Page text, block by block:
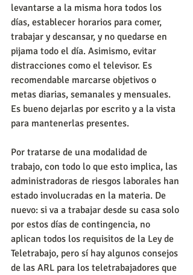
levantarse a la misma hora todos los
días, establecer horarios para comer,
trabajar y descansar, y no quedarse en
pijama todo el día. Asimismo, evitar
distracciones como el televisor. Es
recomendable marcarse objetivos o
metas diarias, semanales y mensuales.
Es bueno dejarlas por escrito y a la vista
para mantenerlas presentes.
Por tratarse de una modalidad de
trabajo, con todo lo que esto implica, las
administradoras de riesgos laborales han
estado involucradas en la materia. De
nuevo: si va a trabajar desde su casa solo
por estos días de contingencia, no
aplican todos los requisitos de la Ley de
Teletrabajo, pero sí hay algunos consejos
de las ARL para los teletrabajadores que